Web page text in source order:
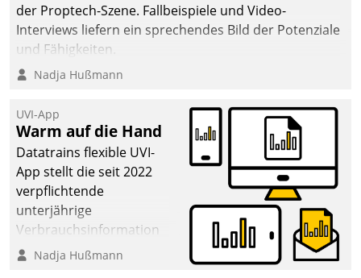
der Proptech-Szene. Fallbeispiele und Video-
Interviews liefern ein sprechendes Bild der Potenziale
und Fähigkeiten.
Nadja Hußmann
UVI-App
Warm auf die Hand
Datatrains flexible UVI-
App stellt die seit 2022
verpflichtende
unterjährige
Verbrauchsinformation
schnell, zuverlässig und
Nadja Hußmann